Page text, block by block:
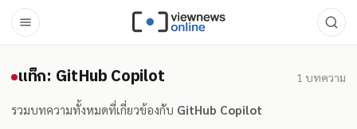
แท็ก: GitHub Copilot
แท็ก: GitHub Copilot 1 บทความ
รวมบทความทั้งหมดที่เกี่ยวข้องกับ GitHub Copilot